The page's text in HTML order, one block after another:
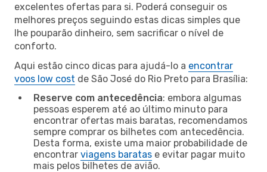
excelentes ofertas para si. Poderá conseguir os
melhores preços seguindo estas dicas simples que
lhe pouparão dinheiro, sem sacrificar o nível de
conforto.
Aqui estão cinco dicas para ajudá-lo a encontrar
voos low cost de São José do Rio Preto para Brasília:
Reserve com antecedência: embora algumas
pessoas esperem até ao último minuto para
encontrar ofertas mais baratas, recomendamos
sempre comprar os bilhetes com antecedência.
Desta forma, existe uma maior probabilidade de
encontrar viagens baratas e evitar pagar muito
mais pelos bilhetes de avião.